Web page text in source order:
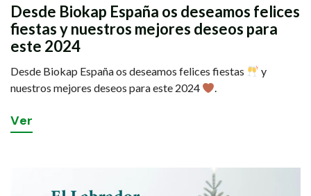
Desde Biokap España os deseamos felices
fiestas y nuestros mejores deseos para
este 2024
Desde Biokap España os deseamos felices fiestas
y
nuestros mejores deseos para este 2024
.
Ver